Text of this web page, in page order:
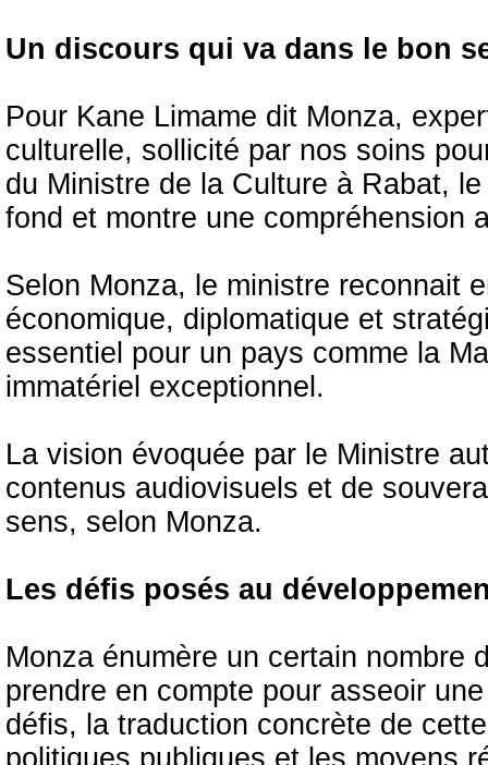
Un discours qui va dans le bon
Pour Kane Limame dit Monza,
culturelle, sollicité par nos soins
du Ministre de la Culture à Rabat,
fond et montre une compréhension
Selon Monza, le ministre reconnait
économique, diplomatique et
essentiel pour un pays comme la
immatériel exceptionnel.
La vision évoquée par le Ministre
contenus audiovisuels et de
sens, selon Monza.
Les défis posés au
Monza énumère un certain nombre
prendre en compte pour asseoir
défis, la traduction concrète de